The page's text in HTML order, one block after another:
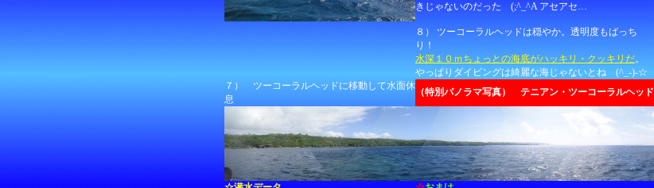
きじゃないのだった (;^_^A アセアセ…
８） ツーコーラルヘッドは穏やか。透明度もばっち
り！
水深１０ｍちょっとの海底がハッキリ・クッキリだ。
やっぱりダイビングは綺麗な海じゃないとね (^_-)-☆
７） ツーコーラルヘッドに移動して水面休
息
（特別パノラマ写真） テニアン・ツーコーラルヘッド